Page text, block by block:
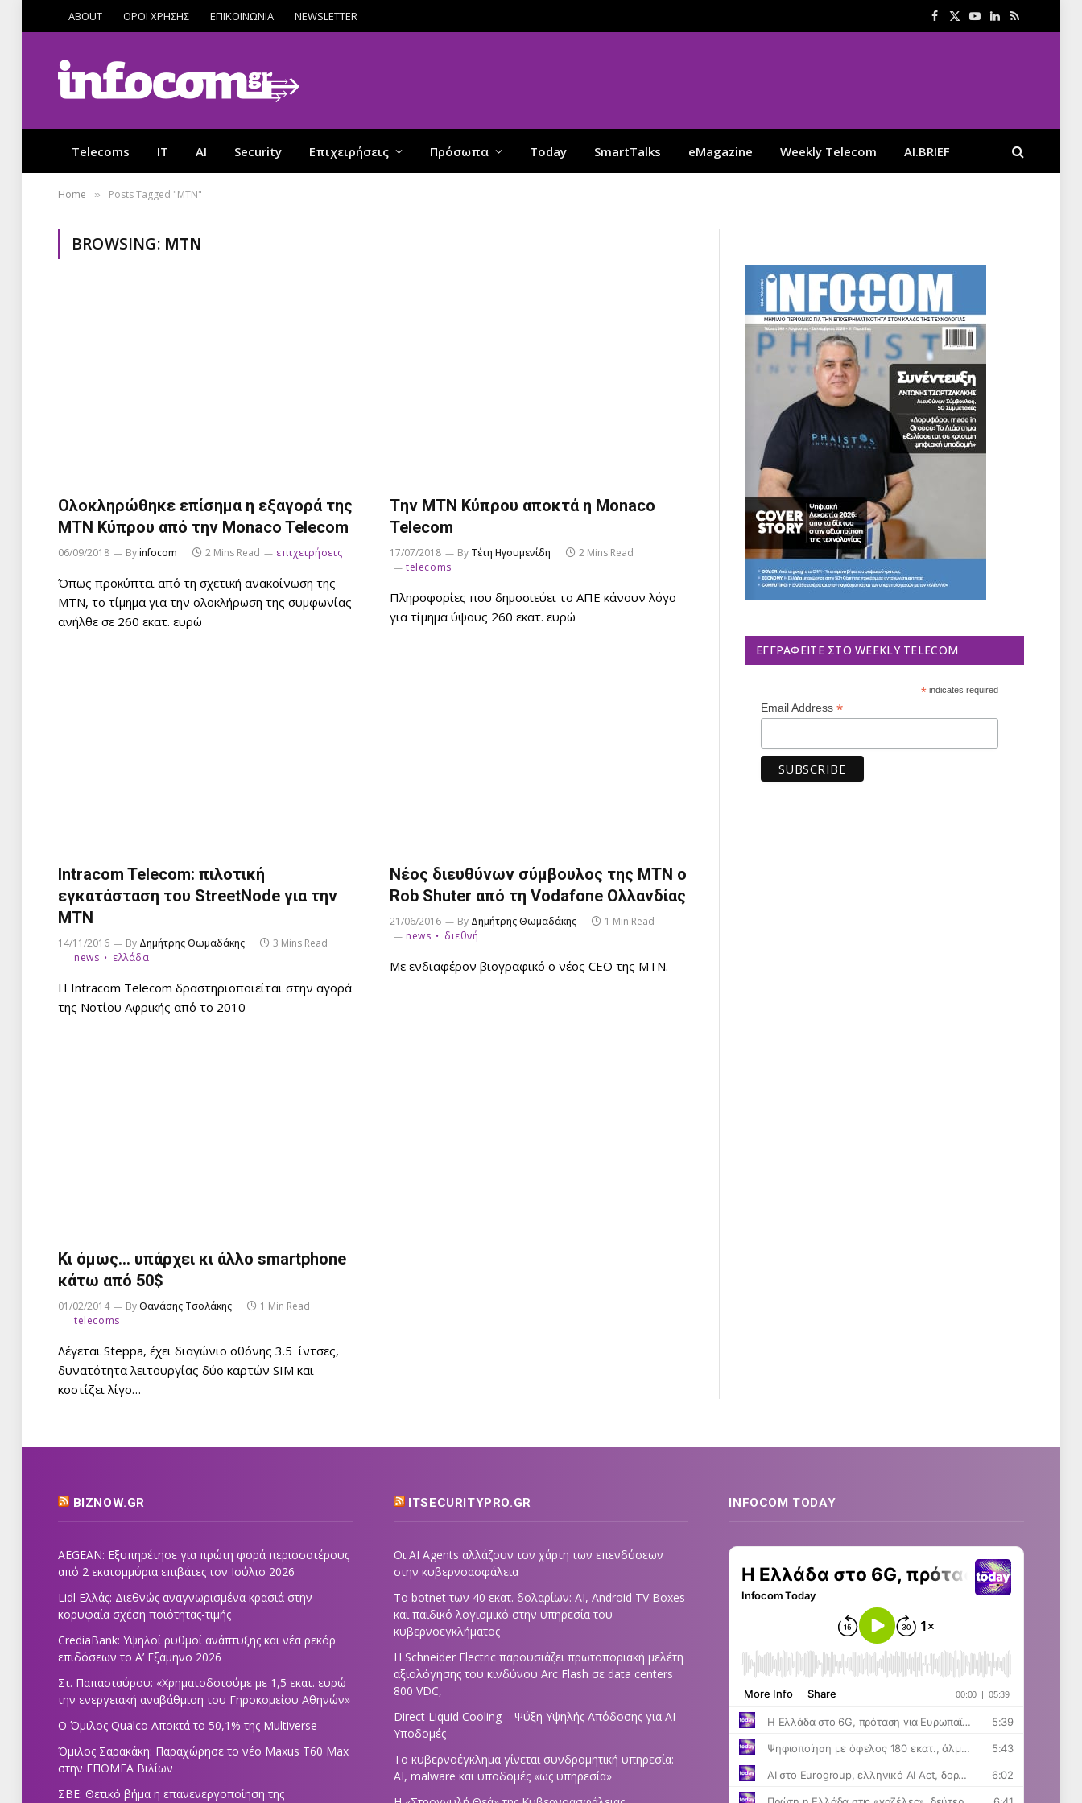
ABOUT ΟΡΟΙ ΧΡΗΣΗΣ ΕΠΙΚΟΙΝΩΝΙΑ NEWSLETTER Facebook
X
YouTube
LinkedIn
RSS
Telecoms IT AI Security Επιχειρήσεις Πρόσωπα Today SmartTalks eMagazine Weekly Telecom AI.BRIEF
Home » Posts Tagged "MTN"
BROWSING: MTN
Ολοκληρώθηκε επίσημα η εξαγορά της
MTN Κύπρου από την Monaco Telecom
06/09/2018 Byinfocom 2 Mins Read επιχειρήσεις
Όπως προκύπτει από τη σχετική ανακοίνωση της
ΜΤΝ, το τίμημα για την ολοκλήρωση της συμφωνίας
ανήλθε σε 260 εκατ. ευρώ
Tην ΜΤΝ Κύπρου αποκτά η Monaco
Telecom
17/07/2018 By Τέτη Ηγουμενίδη
2 Mins Read
telecoms
Πληροφορίες που δημοσιεύει το ΑΠΕ κάνουν λόγο
για τίμημα ύψους 260 εκατ. ευρώ
Intracom Telecom: πιλοτική
εγκατάσταση του StreetNode για την
MTN
14/11/2016 By Δημήτρης Θωμαδάκης
3 Mins Read
news
ελλάδα
Η Intracom Telecom δραστηριοποιείται στην αγορά
της Νοτίου Αφρικής από το 2010
Νέος διευθύνων σύμβουλος της MTN ο
Rob Shuter από τη Vodafone Ολλανδίας
21/06/2016 By Δημήτρης Θωμαδάκης
1 Min Read
news
διεθνή
Με ενδιαφέρον βιογραφικό ο νέος CEO της MTN.
Κι όμως… υπάρχει κι άλλο smartphone
κάτω από 50$
01/02/2014 ByΘανάσης Τσολάκης
1 Min Read
telecoms
Λέγεται Steppa, έχει διαγώνιο οθόνης 3.5 ίντσες,
δυνατότητα λειτουργίας δύο καρτών SIM και
κοστίζει λίγο…
ΕΓΓΡΑΦΕΊΤΕ ΣΤΟ WEEKLY TELECOM
*indicates required
Email Address *
BIZNOW.GR
AEGEAN: Εξυπηρέτησε για πρώτη φορά περισσοτέρους
από 2 εκατομμύρια επιβάτες τον Ιούλιο 2026
Lidl Ελλάς: Διεθνώς αναγνωρισμένα κρασιά στην
κορυφαία σχέση ποιότητας-τιμής
CrediaBank: Υψηλοί ρυθμοί ανάπτυξης και νέα ρεκόρ
επιδόσεων το Α’ Εξάμηνο 2026
Στ. Παπασταύρου: «Χρηματοδοτούμε με 1,5 εκατ. ευρώ
την ενεργειακή αναβάθμιση του Γηροκομείου Αθηνών»
Ο Όμιλος Qualco Αποκτά το 50,1% της Multiverse
Όμιλος Σαρακάκη: Παραχώρησε το νέο Maxus T60 Max
στην ΕΠΟΜΕΑ Βιλίων
ΣΒΕ: Θετικό βήμα η επανενεργοποίηση της
ITSECURITYPRO.GR
Οι AI Agents αλλάζουν τον χάρτη των επενδύσεων
στην κυβερνοασφάλεια
Το botnet των 40 εκατ. δολαρίων: AI, Android TV Boxes
και παιδικό λογισμικό στην υπηρεσία του
κυβερνοεγκλήματος
Η Schneider Electric παρουσιάζει πρωτοποριακή μελέτη
αξιολόγησης του κινδύνου Arc Flash σε data centers
800 VDC,
Direct Liquid Cooling – Ψύξη Υψηλής Απόδοσης για AI
Υποδομές
Το κυβερνοέγκλημα γίνεται συνδρομητική υπηρεσία:
AI, malware και υποδομές «ως υπηρεσία»
INFOCOM TODAY